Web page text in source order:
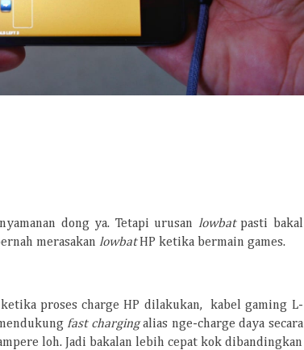
dong ya. Tetapi urusan lowbatpasti bakal
merasakan lowbatHP ketika bermain games.
proses charge HP dilakukan, kabel gaming L-
fast chargingalias nge-charge daya secara
loh. Jadi bakalan lebih cepat kok dibandingkan